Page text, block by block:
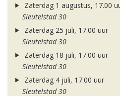
Zaterdag 1 augustus, 17.00
Sleutelstad 30
Zaterdag 25 juli, 17.00 uur
Sleutelstad 30
Zaterdag 18 juli, 17.00 uur
Sleutelstad 30
Zaterdag 4 juli, 17.00 uur
Sleutelstad 30